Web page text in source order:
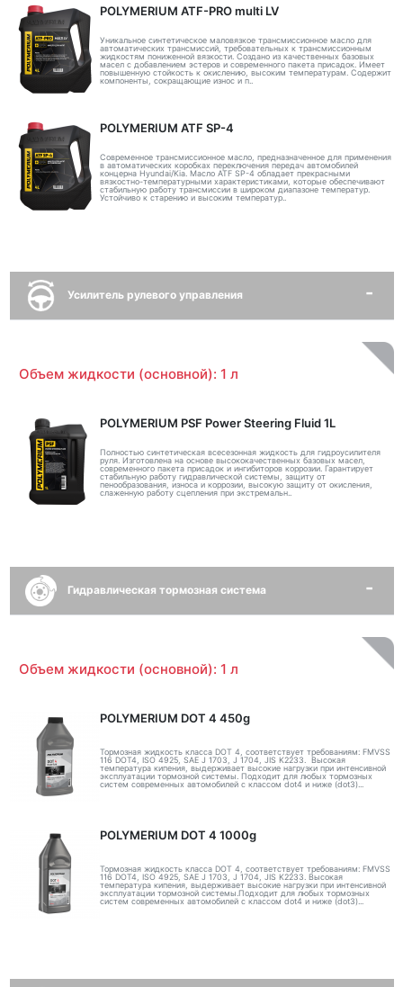
POLYMERIUM ATF-PRO multi LV
Уникальное синтетическое маловязкое трансмиссионное масло для
автоматических трансмиссий, требовательных к трансмиссионным
жидкостям пониженной вязкости. Создано из качественных базовых
масел с добавлением эстеров и современного пакета присадок. Имеет
повышенную стойкость к окислению, высоким температурам. Содержит
компоненты, сокращающие износ и п..
POLYMERIUM ATF SP-4
Современное трансмиссионное масло, предназначенное для применения
в автоматических коробках переключения передач автомобилей
концерна Hyundai/Kia. Масло ATF SP-4 обладает прекрасными
вязкостно-температурными характеристиками, которые обеспечивают
стабильную работу трансмиссии в широком диапазоне температур.
Устойчиво к старению и высоким температур..
Усилитель рулевого управления
Объем жидкости (основной): 1 л
POLYMERIUM PSF Power Steering Fluid 1L
Полностью синтетическая всесезонная жидкость для гидроусилителя
руля. Изготовлена на основе высококачественных базовых масел,
современного пакета присадок и ингибиторов коррозии. Гарантирует
стабильную работу гидравлической системы, защиту от
пенообразования, износа и коррозии, высокую защиту от окисления,
слаженную работу сцепления при экстремальн..
Гидравлическая тормозная система
Объем жидкости (основной): 1 л
POLYMERIUM DOT 4 450g
Тормозная жидкость класса DOT 4, соответствует требованиям: FMVSS
116 DOT4, ISO 4925, SAE J 1703, J 1704, JIS K2233. Высокая
температура кипения, выдерживает высокие нагрузки при интенсивной
эксплуатации тормозной системы. Подходит для любых тормозных
систем современных автомобилей с классом dot4 и ниже (dot3)...
POLYMERIUM DOT 4 1000g
Тормозная жидкость класса DOT 4, соответствует требованиям: FMVSS
116 DOT4, ISO 4925, SAE J 1703, J 1704, JIS K2233. Высокая
температура кипения, выдерживает высокие нагрузки при интенсивной
эксплуатации тормозной системы.Подходит для любых тормозных
систем современных автомобилей с классом dot4 и ниже (dot3)...